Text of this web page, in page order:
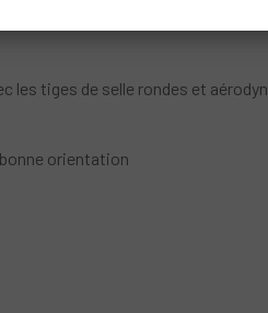
tiges de selle rondes et
orientation